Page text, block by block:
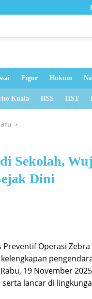
Kompol
Figur Hukum
Kuala HSS HST
Sekolah,
Dini
Preventif Operasi
19 November
lancar di